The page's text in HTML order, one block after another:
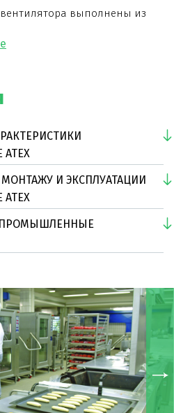
выполнены из
И ЭКСПЛУАТАЦИИ
ПРОМЫШЛЕННЫЕ